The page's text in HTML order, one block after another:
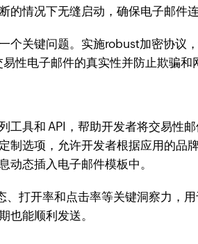
的情况下无缝启动，确保电子邮件
个关键问题。实施robust加密协议
性电子邮件的真实性并防止欺骗和
工具和 API，帮助开发者将交易性
制选项，允许开发者根据应用的品
动态插入电子邮件模板中。
、打开率和点击率等关键洞察力，
也能顺利发送。